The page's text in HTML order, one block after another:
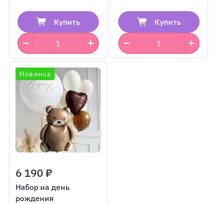
Купить Купить
Новинка
6 190 ₽
Набор на день
рождения